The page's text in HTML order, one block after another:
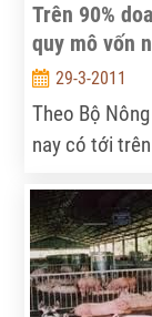
Trên 90%
quy mô vốn
29-3-2011
Theo Bộ
nay có tới
6% số doanh
chỉ có 1% số
đồng. Với quy
doanh nghiệp